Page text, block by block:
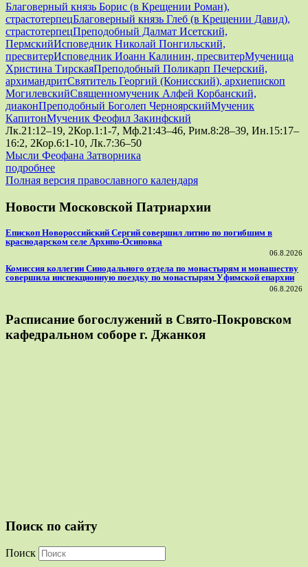
Благоверный князь Борис (в Крещении Роман),
страстотерпецБлаговерный князь Глеб (в Крещении Давид),
страстотерпецПреподобный Далмат Исетский,
ПермскийИсповедник Николай Понгильский,
пресвитерИсповедник Иоанн Калинин, пресвитерМученица
Христина ТирскаяПреподобный Поликарп Печерский,
архимандритСвятитель Георгий (Конисский), архиепископ
МогилевскийСвященномученик Алфей Корбанский,
диаконПреподобный Боголеп ЧерноярскийМученик
КапитонМученик Феофил Закинфский
Лк.21:12–19, 2Кор.1:1-7, Мф.21:43–46, Рим.8:28–39, Ин.15:17–
16:2, 2Кор.6:1-10, Лк.7:36–50
Мысли Феофана Затворника
подробнее
Полная версия православного календаря
Новости Московской Патриархии
Епископ Новороссийский Сергий совершил литию по погибшим в
краснодарском селе Архипо-Осиповка
06.8.2026
Комиссия коллегии Синодального отдела по монастырям и монашеству
совершила инспекционную поездку по монастырям Уфимской епархии
06.8.2026
Расписание богослужений в Свято-Покровском
кафедральном соборе г. Джанкоя
Поиск по сайту
Поиск